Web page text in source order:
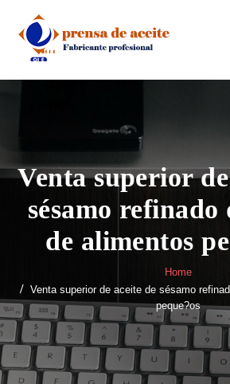
content
Venta superior
sésamo refinado
de alimentos
Home
Venta superior de aceite de sésamo
peque?os